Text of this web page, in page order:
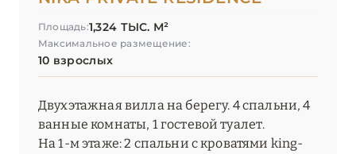
Площадь:1,324 ТЫС. М²
Максимальное размещение:
10 взрослых
Двухэтажная вилла на берегу. 4 спальни, 4
ванные комнаты, 1 гостевой туалет.
На 1-м этаже: 2 спальни с кроватями king-